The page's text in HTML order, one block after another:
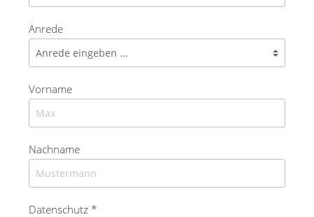
Anrede
Vorname
Nachname
Datenschutz *